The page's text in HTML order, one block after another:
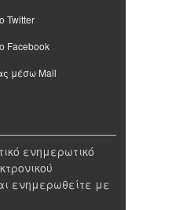
Twitter
Facebook
μέσω Mail
ενημερωτικό
ενημερωθείτε με